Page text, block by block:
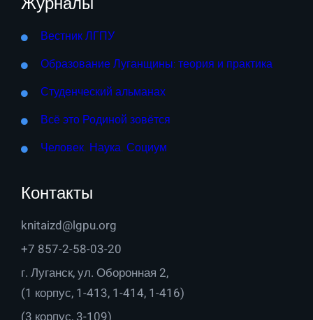
Вестник ЛГПУ
Образование Луганщины: теория и практика
Студенческий альманах
Всё это Родиной зовётся
Человек. Наука. Социум
Контакты
knitaizd@lgpu.org
+7 857-2-58-03-20
г. Луганск, ул. Оборонная 2,
(1 корпус, 1-413, 1-414, 1-416)